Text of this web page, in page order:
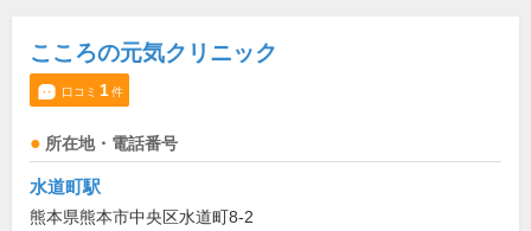
こころの元気クリニック
口コミ 1件
所在地・電話番号
水道町駅
熊本県熊本市中央区水道町8-2